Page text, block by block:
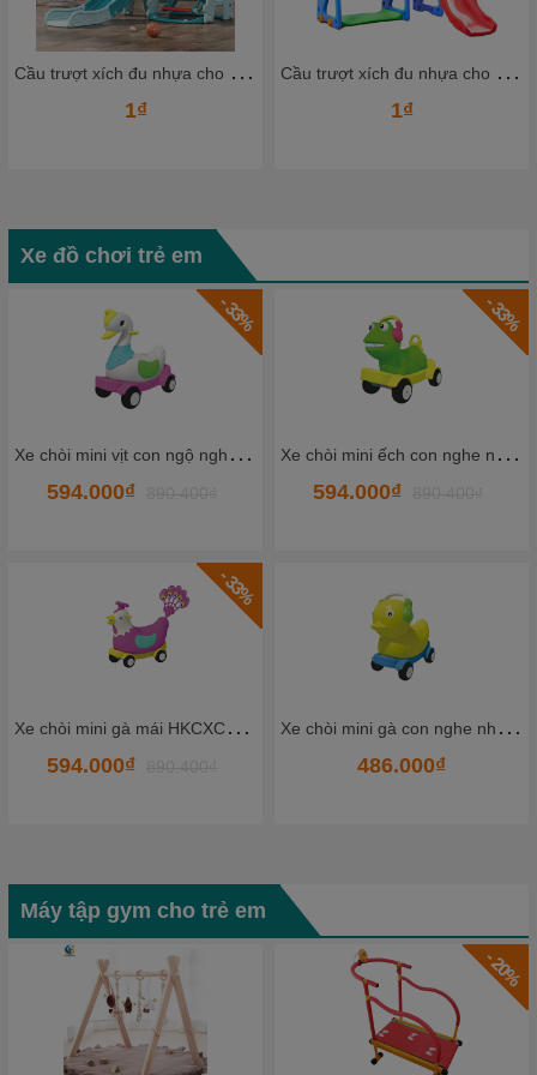
C
ầu trượt xích đu nhựa cho bé CTXDN12_ Dochoikinhbac C
ầu trượt xích đu nhựa cho bé CTXDN10_ Dochoikinhbac
Xe đồ chơi trẻ em
X
e chòi mini vịt con ngộ nghĩnh HKCXC02-8
X
e chòi mini gà mái HKCXC02-7
X
e chòi mini ếch con nghe nhạc HKCXC02-6
X
e chòi mini gà con nghe nhạc HKCXC01-1
2.376.000₫
Máy tập gym cho trẻ em